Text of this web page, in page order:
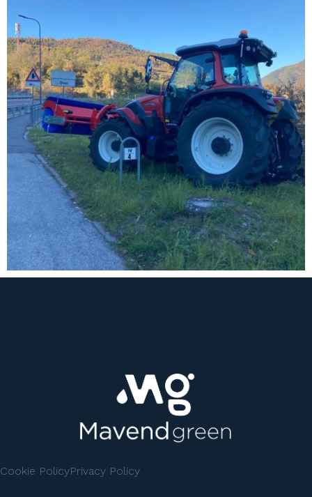
Cookie PolicyPrivacy Policy